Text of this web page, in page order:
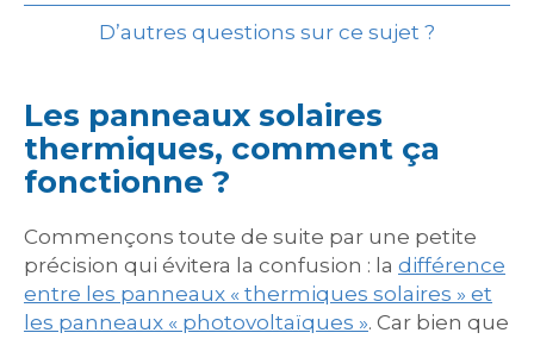
D’autres questions sur ce sujet ?
Les panneaux solaires
thermiques, comment ça
fonctionne ?
Commençons toute de suite par une petite
précision qui évitera la confusion : la différence
entre les panneaux « thermiques solaires » et
les panneaux « photovoltaïques ». Car bien que